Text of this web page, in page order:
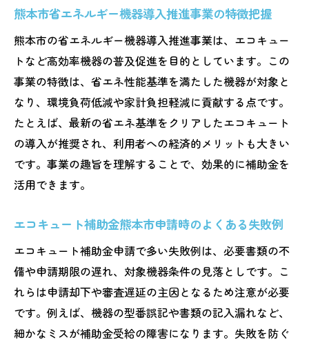
熊本市省エネルギー機器導入推進事業の特徴把握
熊本市の省エネルギー機器導入推進事業は、エコキュー
トなど高効率機器の普及促進を目的としています。この
事業の特徴は、省エネ性能基準を満たした機器が対象と
なり、環境負荷低減や家計負担軽減に貢献する点です。
たとえば、最新の省エネ基準をクリアしたエコキュート
の導入が推奨され、利用者への経済的メリットも大きい
です。事業の趣旨を理解することで、効果的に補助金を
活用できます。
エコキュート補助金熊本市申請時のよくある失敗例
エコキュート補助金申請で多い失敗例は、必要書類の不
備や申請期限の遅れ、対象機器条件の見落としです。こ
れらは申請却下や審査遅延の主因となるため注意が必要
です。例えば、機器の型番誤記や書類の記入漏れなど、
細かなミスが補助金受給の障害になります。失敗を防ぐ